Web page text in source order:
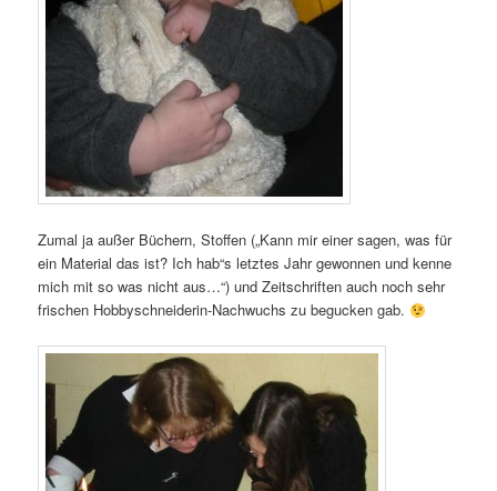
Zumal ja außer Büchern, Stoffen („Kann mir einer sagen, was für
ein Material das ist? Ich hab“s letztes Jahr gewonnen und kenne
mich mit so was nicht aus…“) und Zeitschriften auch noch sehr
frischen Hobbyschneiderin-Nachwuchs zu begucken gab.